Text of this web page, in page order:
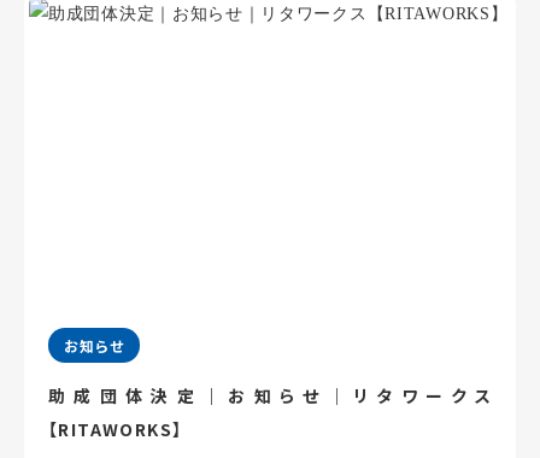
お知らせ
助成団体決定｜お知らせ｜リタワークス
【RITAWORKS】